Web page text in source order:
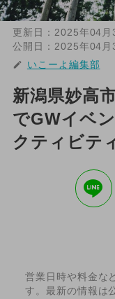
更新日： 2025年04月
公開日： 2025年04月
いこーよ編集部
新潟県妙高
でGWイベ
クティビテ
営業日時や料金な
す。最新の情報は